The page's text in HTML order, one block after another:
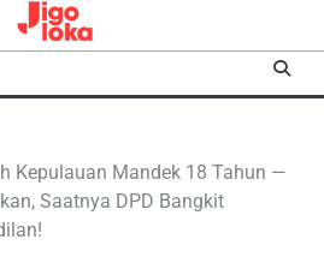
Kepulauan Mandek 18 Tahun —
Saatnya DPD Bangkit